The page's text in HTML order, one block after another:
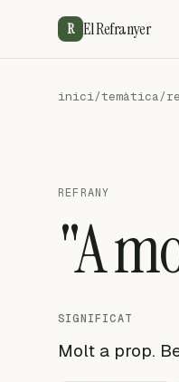
R El Refranyer
inici/temàtica/
REFRANY
"A
SIGNIFICAT
Molt a prop.